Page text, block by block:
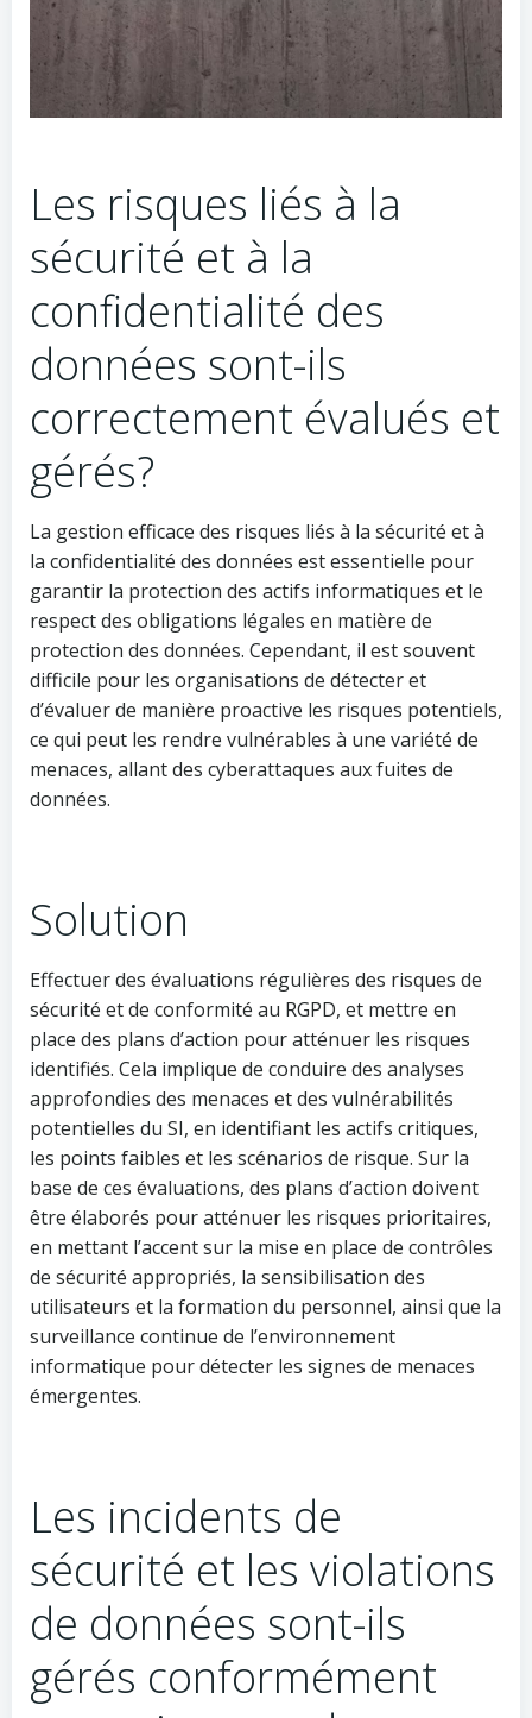
Les risques liés à la
sécurité et à la
confidentialité des
données sont-ils
correctement évalués et
gérés?
La gestion efficace des risques liés à la sécurité et à
la confidentialité des données est essentielle pour
garantir la protection des actifs informatiques et le
respect des obligations légales en matière de
protection des données. Cependant, il est souvent
difficile pour les organisations de détecter et
d’évaluer de manière proactive les risques potentiels,
ce qui peut les rendre vulnérables à une variété de
menaces, allant des cyberattaques aux fuites de
données.
Solution
Effectuer des évaluations régulières des risques de
sécurité et de conformité au RGPD, et mettre en
place des plans d’action pour atténuer les risques
identifiés. Cela implique de conduire des analyses
approfondies des menaces et des vulnérabilités
potentielles du SI, en identifiant les actifs critiques,
les points faibles et les scénarios de risque. Sur la
base de ces évaluations, des plans d’action doivent
être élaborés pour atténuer les risques prioritaires,
en mettant l’accent sur la mise en place de contrôles
de sécurité appropriés, la sensibilisation des
utilisateurs et la formation du personnel, ainsi que la
surveillance continue de l’environnement
informatique pour détecter les signes de menaces
émergentes.
Les incidents de
sécurité et les violations
de données sont-ils
gérés conformément